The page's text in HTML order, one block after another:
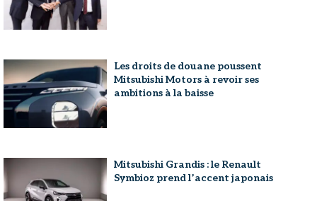
Les droits de douane poussent
Mitsubishi Motors à revoir ses
ambitions à la baisse
Mitsubishi Grandis : le Renault
Symbioz prend l’accent japonais